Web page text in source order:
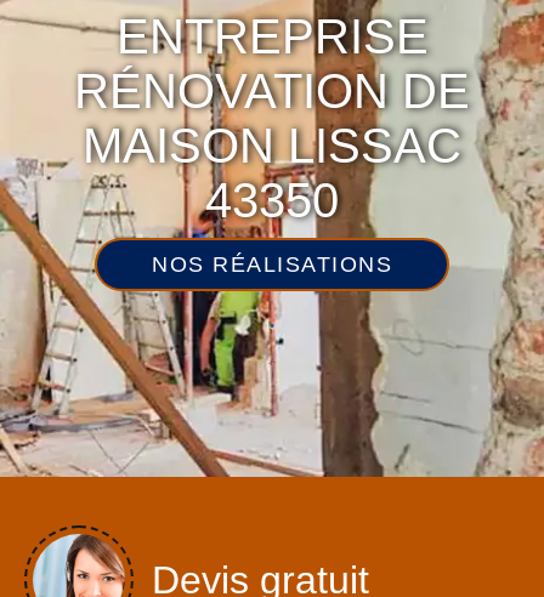
ENTREPRISE
RÉNOVATION DE
MAISON LISSAC
43350
NOS RÉALISATIONS
Devis gratuit